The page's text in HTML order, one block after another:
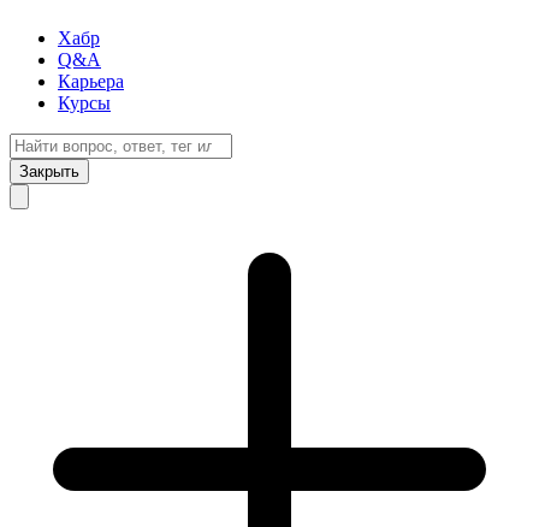
Хабр
Q&A
Карьера
Курсы
Закрыть